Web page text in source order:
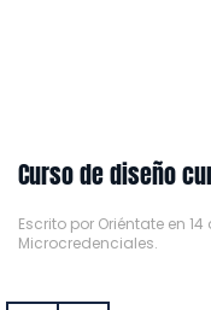
Curso de diseño
Escrito por Oriéntate en 14
Microcredenciales.